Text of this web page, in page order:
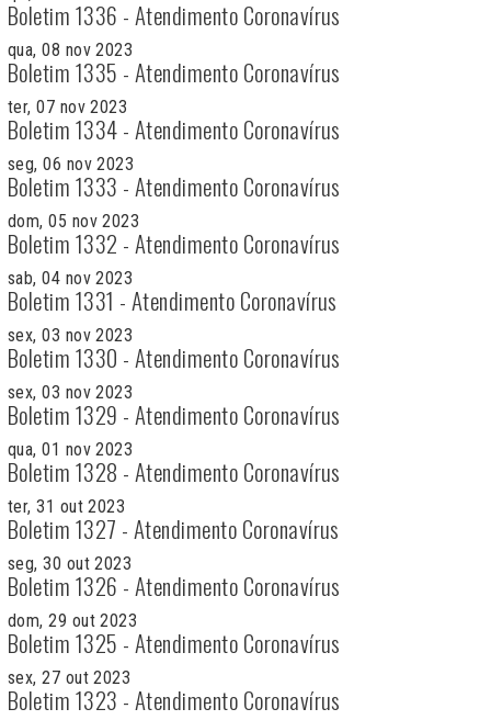
Boletim 1336 - Atendimento Coronavírus
qua, 08 nov 2023
Boletim 1335 - Atendimento Coronavírus
ter, 07 nov 2023
Boletim 1334 - Atendimento Coronavírus
seg, 06 nov 2023
Boletim 1333 - Atendimento Coronavírus
dom, 05 nov 2023
Boletim 1332 - Atendimento Coronavírus
sab, 04 nov 2023
Boletim 1331 - Atendimento Coronavírus
sex, 03 nov 2023
Boletim 1330 - Atendimento Coronavírus
sex, 03 nov 2023
Boletim 1329 - Atendimento Coronavírus
qua, 01 nov 2023
Boletim 1328 - Atendimento Coronavírus
ter, 31 out 2023
Boletim 1327 - Atendimento Coronavírus
seg, 30 out 2023
Boletim 1326 - Atendimento Coronavírus
dom, 29 out 2023
Boletim 1325 - Atendimento Coronavírus
sex, 27 out 2023
Boletim 1323 - Atendimento Coronavírus